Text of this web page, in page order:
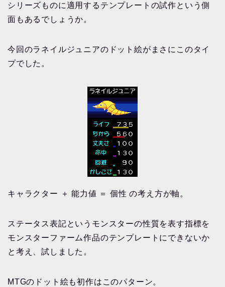
シリーズものに適用するテンプレートの試作という側
面もあるでしょうか。
今回のラネイルジュニアのドット絵がまさにこのタイ
プでした。
キャラクター ＋ 能力値 ＝ 個性 の考え方が軸。
ステータス表記というモンスターの性質を表す指標を
モンスターファーム作品のテンプレートにできないか
と考え、試しました。
MTGのドット絵も初作はこのパターン。